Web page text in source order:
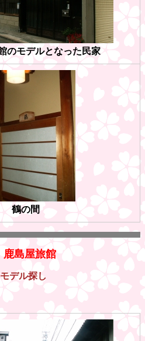
のモデルとなった民家
鶴の間
鹿島屋旅館
デル探し